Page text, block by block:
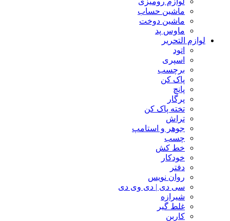
ماشین حساب
ماشین دوخت
ماوس پد
لوازم التحریر
اتود
اسپری
برچسب
پاک کن
پانچ
پرگار
تخته پاک کن
تراش
جوهر و استامپ
چسب
خط کش
خودکار
دفتر
روان نویس
سی دی | دی وی دی
شیرازه
غلط گیر
کاربن